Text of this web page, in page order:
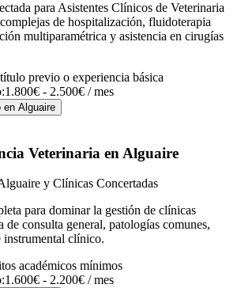
para Asistentes Clínicos de Veterinaria
de hospitalización, fluidoterapia
multiparamétrica y asistencia en cirugías
previo o experiencia básica
1.800€ - 2.500€ / mes
en Alguaire
Veterinaria en Alguaire
y Clínicas Concertadas
para dominar la gestión de clínicas
de consulta general, patologías comunes,
instrumental clínico.
académicos mínimos
1.600€ - 2.200€ / mes